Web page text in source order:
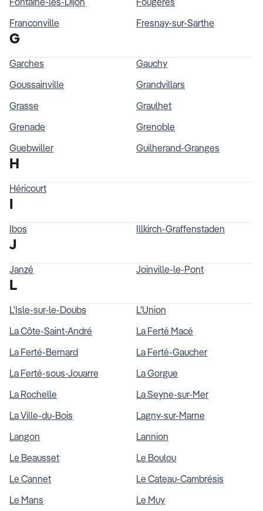
Franconville
Fresnay-sur-Sarthe
G
Garches
Gauchy
Goussainville
Grandvillars
Grasse
Graulhet
Grenade
Grenoble
Guebwiller
Guilherand-Granges
H
Héricourt
I
Ibos Illkirch-Graffenstaden
J
Janzé Joinville-le-Pont
L
L'Isle-sur-le-Doubs
L'Union
La Côte-Saint-André
La Ferté Macé
La Ferté-Bernard
La Ferté-Gaucher
La Ferté-sous-Jouarre
La Gorgue
La Rochelle
La Seyne-sur-Mer
La Ville-du-Bois
Lagny-sur-Marne
Langon
Lannion
Le Beausset
Le Boulou
Le Cannet
Le Cateau-Cambrésis
Le Mans
Le Muy